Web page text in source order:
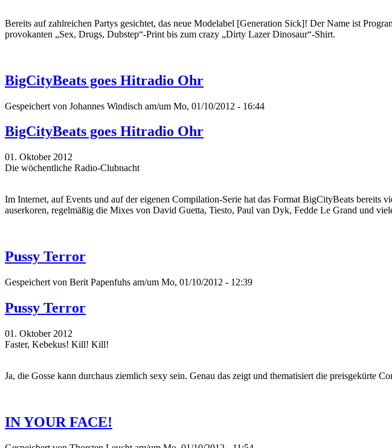
Bereits auf zahlreichen Partys gesichtet, das neue Modelabel [Generation Sick]! Der Name ist
provokanten „Sex, Drugs, Dubstep“-Print bis zum crazy „Dirty Lazer Dinosaur“-Shirt.
BigCityBeats goes Hitradio Ohr
Gespeichert von Johannes Windisch am/um Mo, 01/10/2012 - 16:44
BigCityBeats goes Hitradio Ohr
01. Oktober 2012
Die wöchentliche Radio-Clubnacht
Im Internet, auf Events und auf der eigenen Compilation-Serie hat das Format BigCityBeats
auserkoren, regelmäßig die Mixes von David Guetta, Tiesto, Paul van Dyk, Fedde Le Grand und
Pussy Terror
Gespeichert von Berit Papenfuhs am/um Mo, 01/10/2012 - 12:39
Pussy Terror
01. Oktober 2012
Faster, Kebekus! Kill! Kill!
Ja, die Gosse kann durchaus ziemlich sexy sein. Genau das zeigt und thematisiert die preisgekürte
IN YOUR FACE!